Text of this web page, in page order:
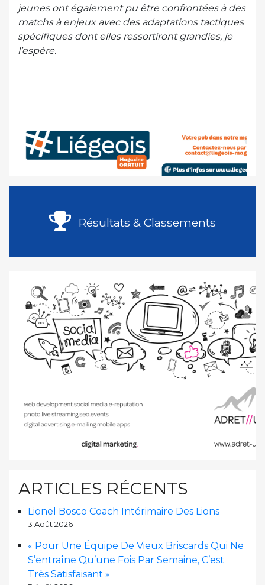
jeunes ont également pu être confrontées à des
matchs à enjeux avec des adaptations tactiques
spécifiques dont elles ressortiront grandies, je
l’espère.
Résultats & Classements
ARTICLES RÉCENTS
Lionel Bosco Coach Intérimaire Des Lions
3 Août 2026
« Pour Une Équipe De Vieux Briscards Qui Ne
S’entraîne Qu’une Fois Par Semaine, C’est
Très Satisfaisant »